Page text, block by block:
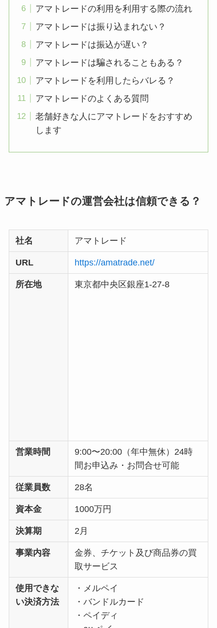
アマトレードの利用を利用する際の流れ
アマトレードは振り込まれない？
アマトレードは振込が遅い？
アマトレードは騙されることもある？
アマトレードを利用したらバレる？
アマトレードのよくある質問
老舗好きな人にアマトレードをおすすめ
します
アマトレードの運営会社は信頼できる？
社名 アマトレード
URL https://amatrade.net/
所在地 東京都中央区銀座1-27-8
営業時間
9:00〜20:00（年中無休）24時
間お申込み・お問合せ可能
従業員数 28名
資本金 1000万円
決算期 2月
事業内容
金券、チケット及び商品券の買
取サービス
使用できな
い決済方法
・メルペイ
・バンドルカード
・ペイディ